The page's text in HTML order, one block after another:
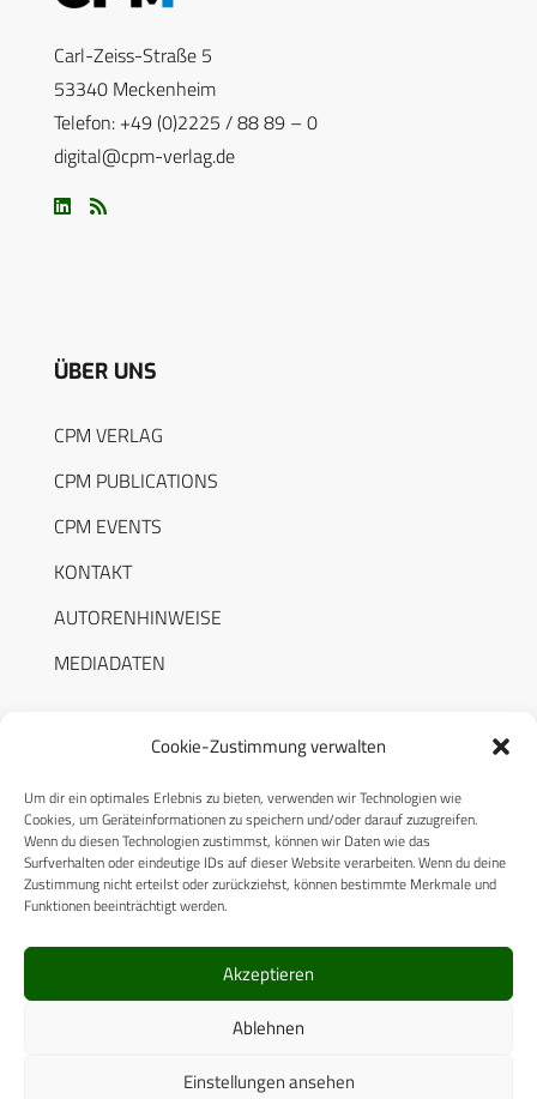
Cookie-Zustimmung verwalten
Um dir ein optimales Erlebnis zu bieten, verwenden wir Technologien wie
Cookies, um Geräteinformationen zu speichern und/oder darauf zuzugreifen.
Wenn du diesen Technologien zustimmst, können wir Daten wie das
Surfverhalten oder eindeutige IDs auf dieser Website verarbeiten. Wenn du deine
Zustimmung nicht erteilst oder zurückziehst, können bestimmte Merkmale und
Funktionen beeinträchtigt werden.
Akzeptieren
Ablehnen
Einstellungen ansehen
Carl-Zeiss-Straße 5
53340 Meckenheim
Telefon: +49 (0)2225 / 88 89 – 0
digital@cpm-verlag.de
ÜBER UNS
CPM VERLAG
CPM PUBLICATIONS
CPM EVENTS
KONTAKT
AUTORENHINWEISE
MEDIADATEN
RECHTLICHES
Datenschutzerklärung
Cookie-Richtlinie (EU)